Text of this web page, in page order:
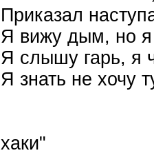
Приказал
Я вижу дым, но
Я слышу гарь, я
Я знать не хочу
хаки"